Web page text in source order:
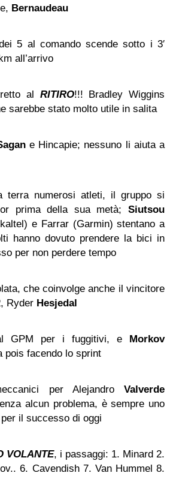
Bernaudeau
5 al comando scende sotto i 3′
all’arrivo
al RITIRO!!! Bradley Wiggins
sarebbe stato molto utile in salita
e Hincapie; nessuno li aiuta a
terra numerosi atleti, il gruppo si
prima della sua metà; Siutsou
e Farrar (Garmin) stentano a
hanno dovuto prendere la bici in
per non perdere tempo
che coinvolge anche il vincitore
Ryder Hesjedal
GPM per i fuggitivi, e Morkov
pois facendo lo sprint
per Alejandro Valverde
alcun problema, è sempre uno
il successo di oggi
VOLANTE, i passaggi: 1. Minard 2.
6. Cavendish 7. Van Hummel 8.